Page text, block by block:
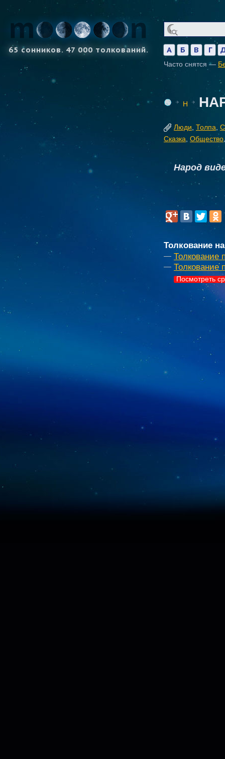
65 сонников. 47 000 толкований. А Б В Г
Часто снятся —
Н
Люди Толпа
Сказка Общество
Народ
Толкование
Толкование
Толкование
Посмотреть